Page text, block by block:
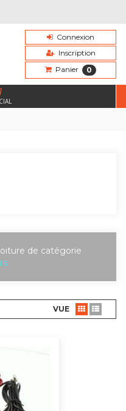
Connexion
Inscription
Panier
0
de catégorie
VUE